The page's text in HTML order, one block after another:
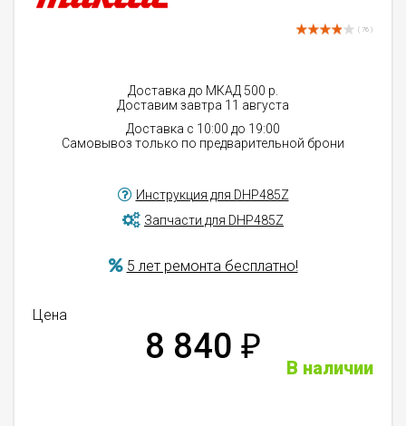
( 76 )
Доставка до МКАД 500 р.
Доставим завтра 11 августа
Доставка с 10:00 до 19:00
Самовывоз только по предварительной брони
Инструкция для DHP485Z
Запчасти для DHP485Z
5 лет ремонта бесплатно!
Цена
8 840 ₽
В наличии